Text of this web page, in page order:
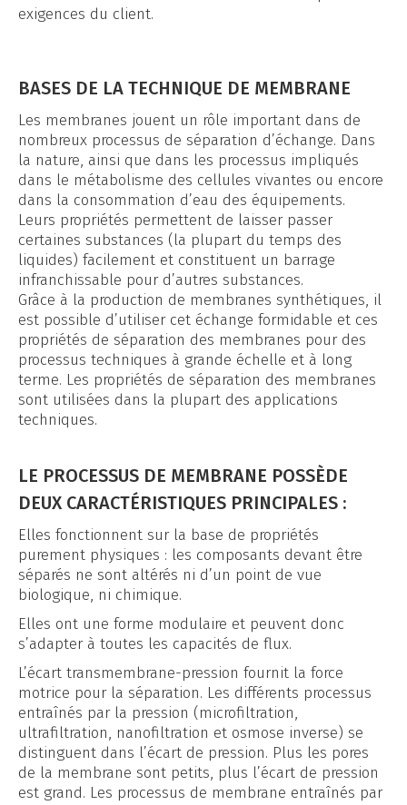
exigences du client.
BASES DE LA TECHNIQUE DE MEMBRANE
Les membranes jouent un rôle important dans de
nombreux processus de séparation d’échange. Dans
la nature, ainsi que dans les processus impliqués
dans le métabolisme des cellules vivantes ou encore
dans la consommation d’eau des équipements.
Leurs propriétés permettent de laisser passer
certaines substances (la plupart du temps des
liquides) facilement et constituent un barrage
infranchissable pour d’autres substances.
Grâce à la production de membranes synthétiques, il
est possible d’utiliser cet échange formidable et ces
propriétés de séparation des membranes pour des
processus techniques à grande échelle et à long
terme. Les propriétés de séparation des membranes
sont utilisées dans la plupart des applications
techniques.
LE PROCESSUS DE MEMBRANE POSSÈDE
DEUX CARACTÉRISTIQUES PRINCIPALES :
Elles fonctionnent sur la base de propriétés
purement physiques : les composants devant être
séparés ne sont altérés ni d’un point de vue
biologique, ni chimique.
Elles ont une forme modulaire et peuvent donc
s’adapter à toutes les capacités de flux.
L’écart transmembrane-pression fournit la force
motrice pour la séparation. Les différents processus
entraînés par la pression (microfiltration,
ultrafiltration, nanofiltration et osmose inverse) se
distinguent dans l’écart de pression. Plus les pores
de la membrane sont petits, plus l’écart de pression
est grand. Les processus de membrane entraînés par